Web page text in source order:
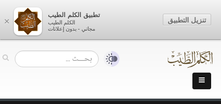
×
تطبيق الكلم الطيب
الكلم الطيب
مجاني - بدون إعلانات
تنزيل التطبيق